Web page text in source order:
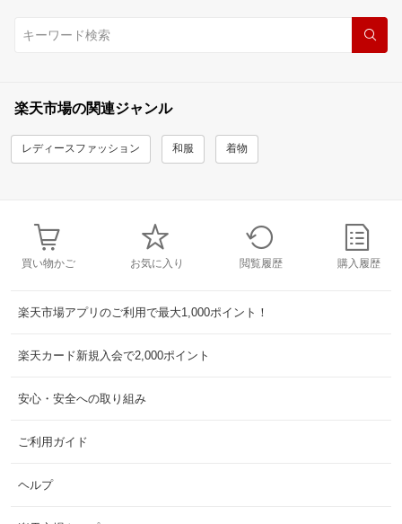
楽天市場の関連ジャンル
レディースファッション 和服 着物
買い物かご お気に入り 閲覧履歴 購入履歴
楽天市場アプリのご利用で最大1,000ポイント！
楽天カード新規入会で2,000ポイント
安心・安全への取り組み
ご利用ガイド
ヘルプ